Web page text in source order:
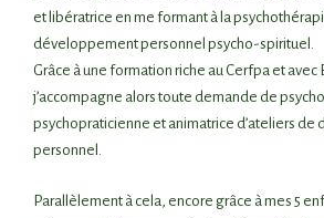
et libératrice en me formant à la
développement personnel psycho-spirituel.
Grâce à une formation riche au Cerfpa et avec
j’accompagne alors toute demande de
psychopraticienne et animatrice d’ateliers
personnel.
Parallèlement à cela, encore grâce à mes 5